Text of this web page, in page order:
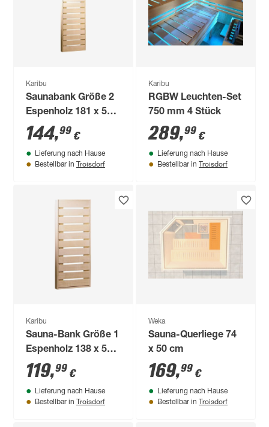
Karibu
Saunabank Größe 2
Espenholz 181 x 55 x
9 cm
144,99 €
Lieferung nach Hause
Bestellbar in Troisdorf
Karibu
RGBW Leuchten-Set
750 mm 4 Stück
289,99 €
Lieferung nach Hause
Bestellbar in Troisdorf
Karibu
Sauna-Bank Größe 1
Espenholz 138 x 50 x
9 cm
119,99 €
Lieferung nach Hause
Bestellbar in Troisdorf
Weka
Sauna-Querliege 74
x 50 cm
169,99 €
Lieferung nach Hause
Bestellbar in Troisdorf